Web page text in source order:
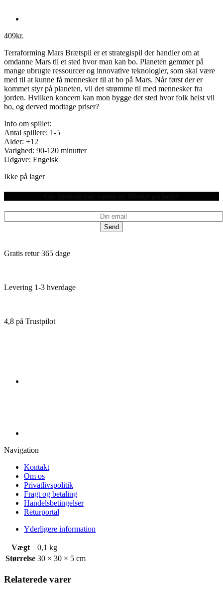
409kr.
Terraforming Mars Brætspil er et strategispil der handler om at
omdanne Mars til et sted hvor man kan bo. Planeten gemmer på
mange ubrugte ressourcer og innovative teknologier, som skal være
med til at kunne få mennesker til at bo på Mars. Når først der er
kommet styr på planeten, vil det strømme til med mennesker fra
jorden. Hvilken koncern kan mon bygge det sted hvor folk helst vil
bo, og derved modtage priser?
Info om spillet:
Antal spillere: 1-5
Alder: +12
Varighed: 90-120 minutter
Udgave: Engelsk
Ikke på lager
Send
Gratis retur 365 dage
Levering 1-3 hverdage
4,8 på Trustpilot
Navigation
Kontakt
Om os
Privatlivspolitik
Fragt og betaling
Handelsbetingelser
Returportal
Yderligere information
Vægt
0,1 kg
Størrelse 30 × 30 × 5 cm
Relaterede varer